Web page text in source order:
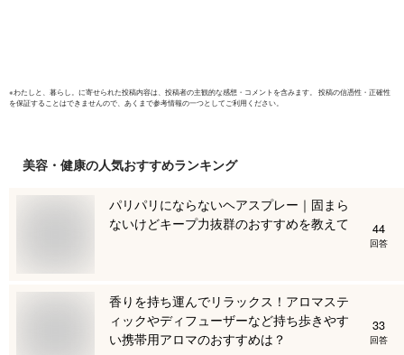
※わたしと、暮らし。 に寄せられた投稿内容は、投稿者の主観的な感想・コメントを含みます。 投稿の信憑性・正確性
を保証することはできませんので、あくまで参考情報の一つとしてご利用ください。
美容・健康の人気おすすめランキング
パリパリにならないヘアスプレー｜固まら
ないけどキープ力抜群のおすすめを教えて
44
回答
香りを持ち運んでリラックス！アロマステ
ィックやディフューザーなど持ち歩きやす
い携帯用アロマのおすすめは？
33
回答